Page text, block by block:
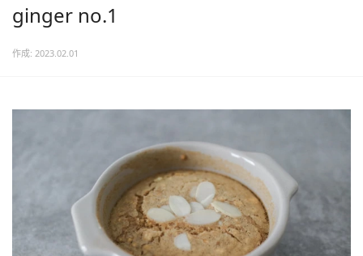
ginger no.1
作成: 2023.02.01